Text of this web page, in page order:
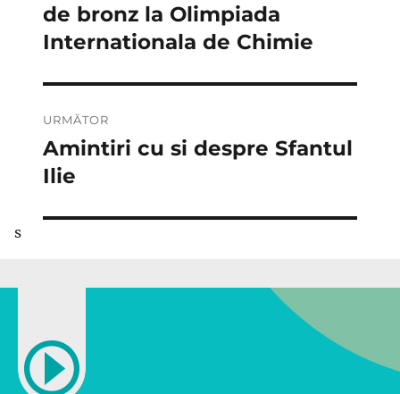
articole
anterior:
de bronz la Olimpiada
Internationala de Chimie
URMĂTOR
Articolul
următor:
Amintiri cu si despre Sfantul
Ilie
s